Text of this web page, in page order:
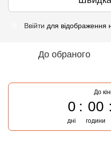
Ввійти для відображення
До обраного
До
0
дні
00
години